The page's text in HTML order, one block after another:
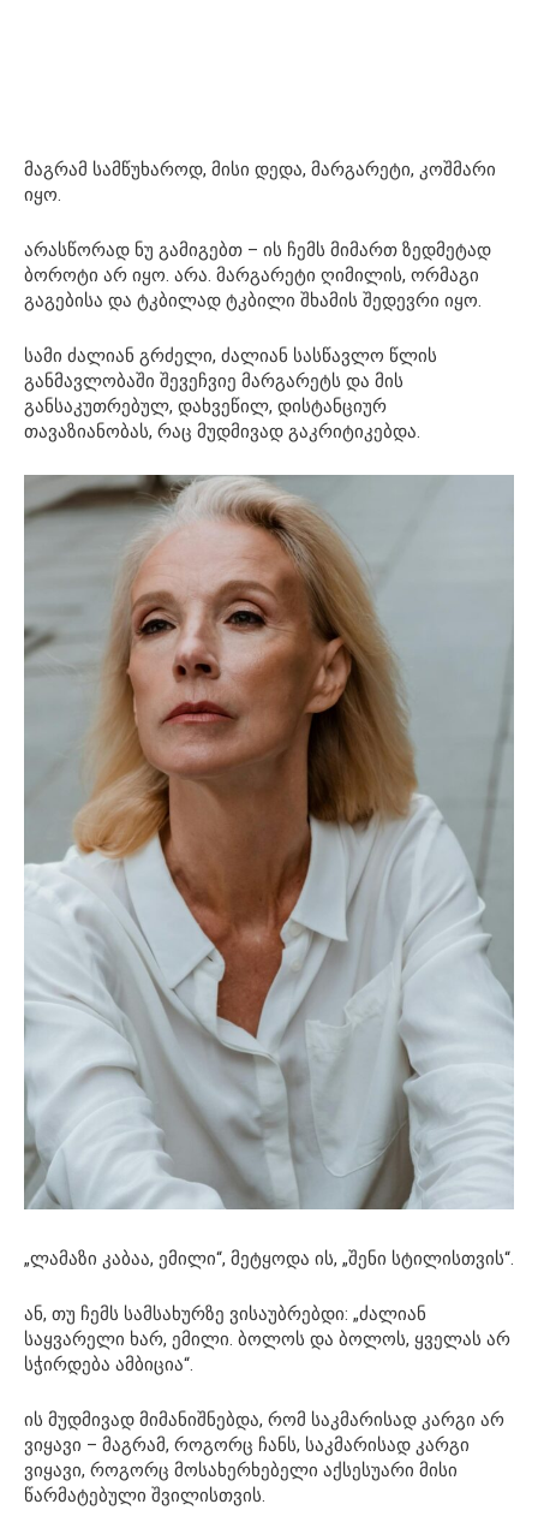
მაგრამ სამწუხაროდ, მისი დედა, მარგარეტი, კოშმარი
იყო.
არასწორად ნუ გამიგებთ – ის ჩემს მიმართ ზედმეტად
ბოროტი არ იყო. არა. მარგარეტი ღიმილის, ორმაგი
გაგებისა და ტკბილად ტკბილი შხამის შედევრი იყო.
სამი ძალიან გრძელი, ძალიან სასწავლო წლის
განმავლობაში შევეჩვიე მარგარეტს და მის
განსაკუთრებულ, დახვეწილ, დისტანციურ
თავაზიანობას, რაც მუდმივად გაკრიტიკებდა.
„ლამაზი კაბაა, ემილი“, მეტყოდა ის, „შენი სტილისთვის“.
ან, თუ ჩემს სამსახურზე ვისაუბრებდი: „ძალიან
საყვარელი ხარ, ემილი. ბოლოს და ბოლოს, ყველას არ
სჭირდება ამბიცია“.
ის მუდმივად მიმანიშნებდა, რომ საკმარისად კარგი არ
ვიყავი – მაგრამ, როგორც ჩანს, საკმარისად კარგი
ვიყავი, როგორც მოსახერხებელი აქსესუარი მისი
წარმატებული შვილისთვის.